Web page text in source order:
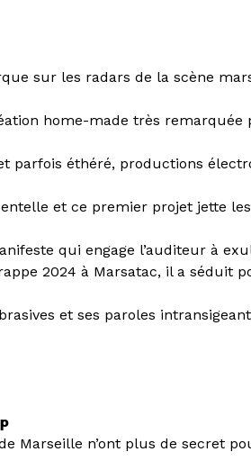
sur les radars de la scène
home-made très
parfois éthéré, productions
et ce premier projet jette
qui engage l’auditeur à
2024 à Marsatac, il a séduit
et ses paroles
Marseille n’ont plus de secret